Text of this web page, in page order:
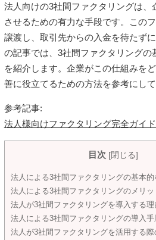
法人向けの3社間ファクタリングは
させるための有力な手段です。この
譲渡し、取引先からの入金を待たず
の記事では、3社間ファクタリング
を紹介します。企業がこの仕組みを
善に役立てるための方法を参考にして
参考記事:
法人様向けファクタリング完全ガイ
目次 [閉じる]
法人による3社間ファクタリングの基本
法人による3社間ファクタリングのメリッ
法人が3社間ファクタリングを導入する理
法人による3社間ファクタリングの導入
法人が3社間ファクタリングを活用する際